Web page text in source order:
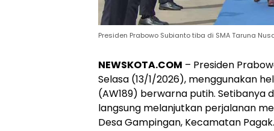
Presiden Prabowo Subianto tiba di SMA Taruna
NEWSKOTA.COM – Presiden
Selasa (13/1/2026), menggunakan
(AW189) berwarna putih. Setibanya
langsung melanjutkan perjalanan
Desa Gampingan, Kecamatan Pagak.